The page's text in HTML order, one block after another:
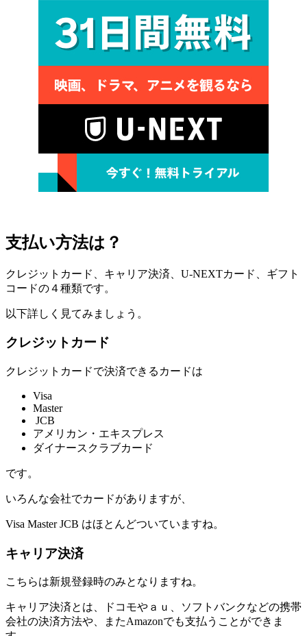
支払い方法は？
クレジットカード、キャリア決済、U-NEXTカード、ギフト
コードの４種類です。
以下詳しく見てみましょう。
クレジットカード
クレジットカードで決済できるカードは
Visa
Master
JCB
アメリカン・エキスプレス
ダイナースクラブカード
です。
いろんな会社でカードがありますが、
Visa Master JCB はほとんどついていますね。
キャリア決済
こちらは新規登録時のみとなりますね。
キャリア決済とは、ドコモやａｕ、ソフトバンクなどの携帯
会社の決済方法や、またAmazonでも支払うことができま